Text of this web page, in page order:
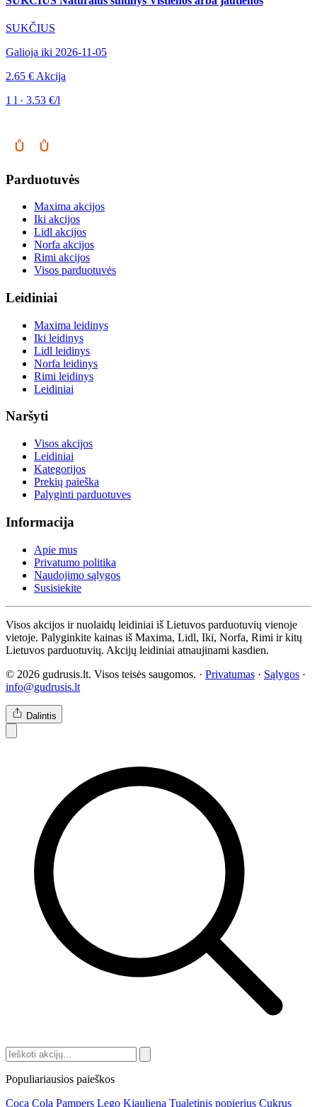
SUKČIUS
Galioja iki 2026-11-05
2.65 € Akcija
1 l · 3.53 €/l
Parduotuvės
Maxima akcijos
Iki akcijos
Lidl akcijos
Norfa akcijos
Rimi akcijos
Visos parduotuvės
Leidiniai
Maxima leidinys
Iki leidinys
Lidl leidinys
Norfa leidinys
Rimi leidinys
Leidiniai
Naršyti
Visos akcijos
Leidiniai
Kategorijos
Prekių paieška
Palyginti parduotuves
Informacija
Apie mus
Privatumo politika
Naudojimo sąlygos
Susisiekite
Visos akcijos ir nuolaidų leidiniai iš Lietuvos parduotuvių vienoje
vietoje. Palyginkite kainas iš Maxima, Lidl, Iki, Norfa, Rimi ir kitų
Lietuvos parduotuvių. Akcijų leidiniai atnaujinami kasdien.
© 2026 gudrusis.lt. Visos teisės saugomos. · Privatumas · Sąlygos ·
info@gudrusis.lt
Dalintis
Populiariausios paieškos
Coca Cola Pampers Lego Kiauliena Tualetinis popierius Cukrus